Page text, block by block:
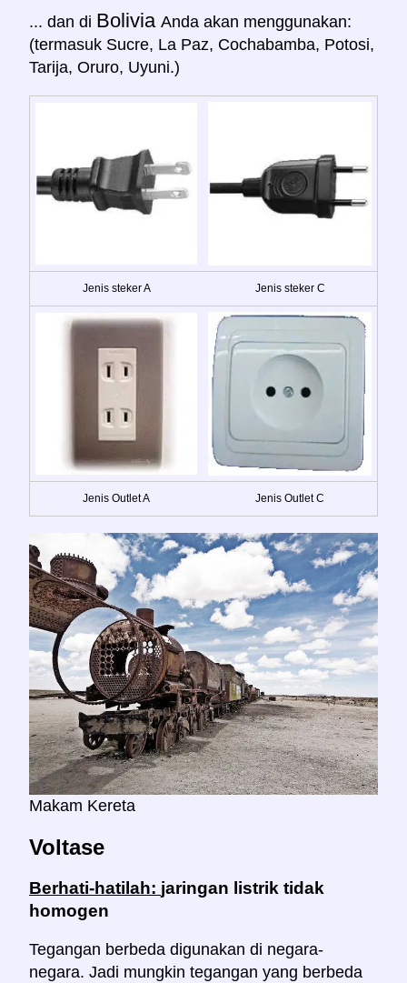
... dan di Bolivia Anda akan menggunakan:
(termasuk Sucre, La Paz, Cochabamba, Potosi,
Tarija, Oruro, Uyuni.)
Jenis steker A Jenis steker C
Jenis Outlet A Jenis Outlet C
Makam Kereta
Voltase
Berhati-hatilah: jaringan listrik tidak
homogen
Tegangan berbeda digunakan di negara-
negara. Jadi mungkin tegangan yang berbeda